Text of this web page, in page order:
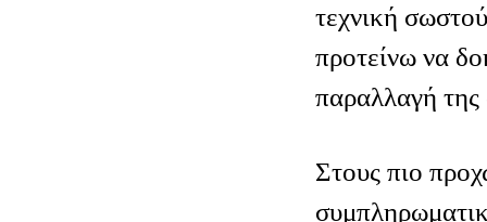
τεχνική
προτείνω να
παραλλαγή της
Στους πιο